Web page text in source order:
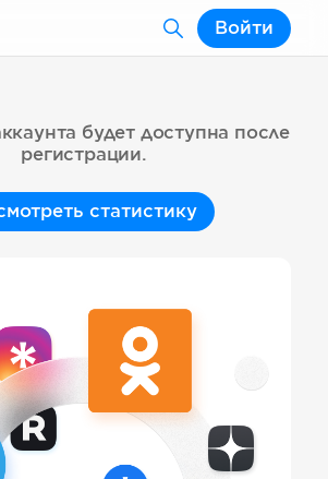
Войти
будет доступна после
регистрации.
статистику